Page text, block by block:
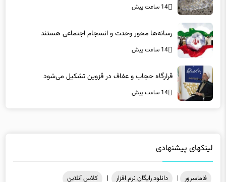
14 ساعت پیش
رسانه‌ها محور وحدت و انسجام اجتماعی هستند
14 ساعت پیش
قرارگاه حجاب و عفاف در قزوین تشکیل می‌شود
14 ساعت پیش
لینکهای پیشنهادی
فاماسرور | دانلود رایگان نرم افزار | کلاس آنلاین